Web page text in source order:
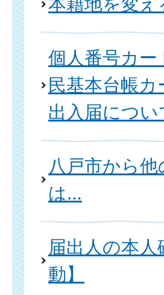
個人番号カ
民基本台帳
出入届につい
八戸市から
は…
届出人の本
動】